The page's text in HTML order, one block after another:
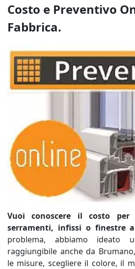
Costo e Preventivo
Fabbrica.
Vuoi conoscere il costo
serramenti, infissi o finestre
problema, abbiamo ideato
raggiungibile anche da
le misure, scegliere il colore, il